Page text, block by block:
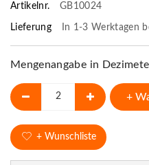
Artikelnr. GB10024
Lieferung In 1-3 Werktagen
Mengenangabe in
+
+ Wunschliste